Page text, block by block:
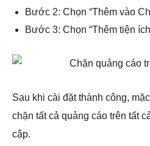
Bước 2: Chọn “Thêm vào
Bước 3: Chọn “Thêm tiện
Sau khi cài đặt thành công,
chặn tất cả quảng cáo trên tất
cập.